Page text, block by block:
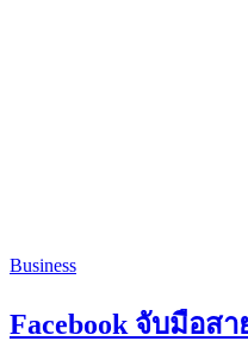
Business
Facebook จับมือส